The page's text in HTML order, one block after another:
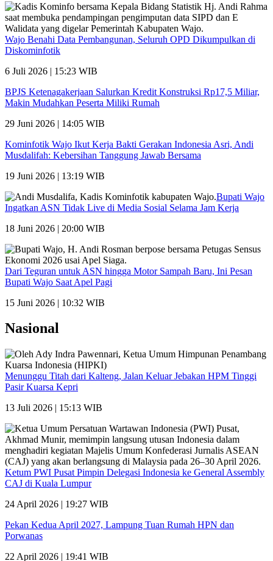
Wajo Benahi Data Pembangunan, Seluruh OPD Dikumpulkan di
Diskominfotik
6 Juli 2026 | 15:23 WIB
BPJS Ketenagakerjaan Salurkan Kredit Konstruksi Rp17,5 Miliar,
Makin Mudahkan Peserta Miliki Rumah
29 Juni 2026 | 14:05 WIB
Kominfotik Wajo Ikut Kerja Bakti Gerakan Indonesia Asri, Andi
Musdalifah: Kebersihan Tanggung Jawab Bersama
19 Juni 2026 | 13:19 WIB
Bupati Wajo
Ingatkan ASN Tidak Live di Media Sosial Selama Jam Kerja
18 Juni 2026 | 20:00 WIB
Dari Teguran untuk ASN hingga Motor Sampah Baru, Ini Pesan
Bupati Wajo Saat Apel Pagi
15 Juni 2026 | 10:32 WIB
Nasional
Menunggu Titah dari Kalteng, Jalan Keluar Jebakan HPM Tinggi
Pasir Kuarsa Kepri
13 Juli 2026 | 15:13 WIB
Ketum PWI Pusat Pimpin Delegasi Indonesia ke General Assembly
CAJ di Kuala Lumpur
24 April 2026 | 19:27 WIB
Pekan Kedua April 2027, Lampung Tuan Rumah HPN dan
Porwanas
22 April 2026 | 19:41 WIB